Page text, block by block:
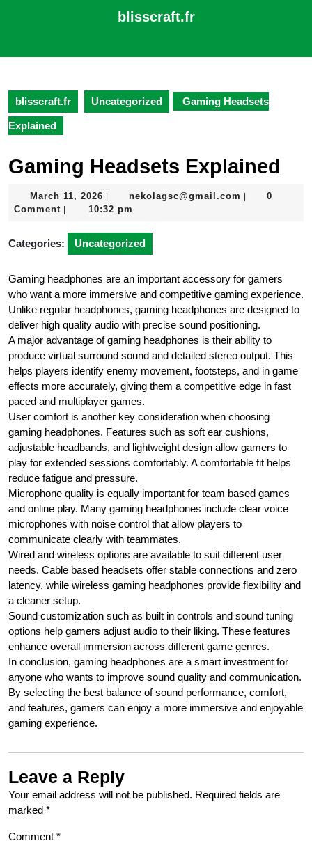
blisscraft.fr
Button
blisscraft.fr Uncategorized Gaming Headsets
Explained
Gaming Headsets Explained
March 11, 2026 March
11,
nekolagsc@gmail.com
0
Comment
10:32 pm
Categories: Uncategorized
Gaming headphones are an important accessory for gamers
who want a more immersive and competitive gaming experience.
Unlike regular headphones, gaming headphones are designed to
deliver high quality audio with precise sound positioning.
A major advantage of gaming headphones is their ability to
produce virtual surround sound and detailed stereo output. This
helps players identify enemy movement, footsteps, and in game
effects more accurately, giving them a competitive edge in fast
paced and multiplayer games.
User comfort is another key consideration when choosing
gaming headphones. Features such as soft ear cushions,
adjustable headbands, and lightweight design allow gamers to
play for extended sessions comfortably. A comfortable fit helps
reduce fatigue and pressure.
Microphone quality is equally important for team based games
and online play. Many gaming headphones include clear voice
microphones with noise control that allow players to
communicate clearly with teammates.
Wired and wireless options are available to suit different user
needs. Cable based headsets offer stable connections and zero
latency, while wireless gaming headphones provide flexibility and
a cleaner setup.
Sound customization such as built in controls and sound tuning
options help gamers adjust audio to their liking. These features
enhance overall immersion across different game genres.
In conclusion, gaming headphones are a smart investment for
anyone who wants to improve sound quality and communication.
By selecting the best balance of sound performance, comfort,
and features, gamers can enjoy a more immersive and enjoyable
gaming experience.
Leave a Reply
Your email address will not be published. Required fields are
marked *
Comment *